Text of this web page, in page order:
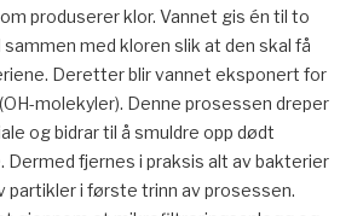
produserer klor. Vannet gis én til to
med kloren slik at den skal få
Deretter blir vannet eksponert for
molekyler). Denne prosessen dreper
og bidrar til å smuldre opp dødt
Dermed fjernes i praksis alt av bakterier
partikler i første trinn av prosessen.